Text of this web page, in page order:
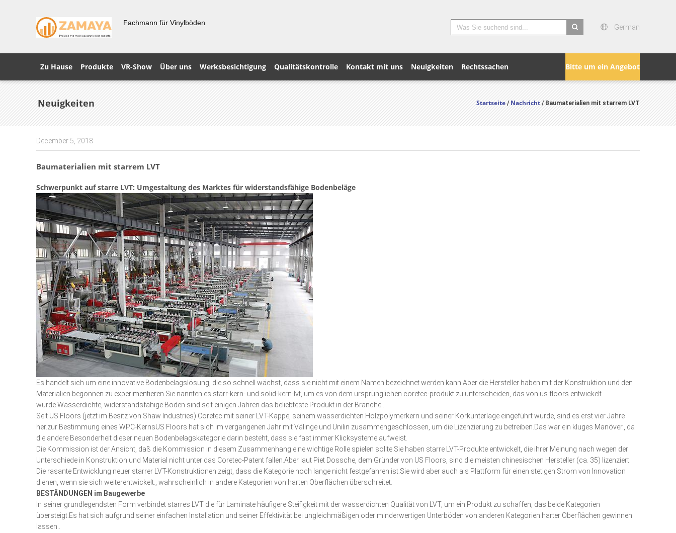
Fachmann für Vinylböden
German
Bitte um ein Angebot
Zu Hause Produkte VR-Show Über uns Werksbesichtigung Qualitätskontrolle Kontakt mit uns Neuigkeiten Rechtssachen
Neuigkeiten Startseite /Nachricht/ Baumaterialien mit starrem LVT
December 5, 2018
Baumaterialien mit starrem LVT
Schwerpunkt auf starre LVT: Umgestaltung des Marktes für widerstandsfähige Bodenbeläge
Es handelt sich um eine innovative Bodenbelagslösung, die so schnell wächst, dass sie nicht mit einem Namen bezeichnet werden kann.Aber die Hersteller haben mit der Konstruktion und den
Materialien begonnen zu experimentieren.Sie nannten es starr-kern- und solid-kern-lvt, um es von dem ursprünglichen coretec-produkt zu unterscheiden, das von us floors entwickelt
wurde.Wasserdichte, widerstandsfähige Böden sind seit einigen Jahren das beliebteste Produkt in der Branche..
Seit US Floors (jetzt im Besitz von Shaw Industries) Coretec mit seiner LVT-Kappe, seinem wasserdichten Holzpolymerkern und seiner Korkunterlage eingeführt wurde, sind es erst vier Jahre
her.zur Bestimmung eines WPC-KernsUS Floors hat sich im vergangenen Jahr mit Välinge und Unilin zusammengeschlossen, um die Lizenzierung zu betreiben.Das war ein kluges Manöver., da
die andere Besonderheit dieser neuen Bodenbelagskategorie darin besteht, dass sie fast immer Klicksysteme aufweist.
Die Kommission ist der Ansicht, daß die Kommission in diesem Zusammenhang eine wichtige Rolle spielen sollte.Sie haben starre LVT-Produkte entwickelt, die ihrer Meinung nach wegen der
Unterschiede in Konstruktion und Material nicht unter das Coretec-Patent fallen.Aber laut Piet Dossche, dem Gründer von US Floors, sind die meisten chinesischen Hersteller (ca. 35) lizenziert.
Die rasante Entwicklung neuer starrer LVT-Konstruktionen zeigt, dass die Kategorie noch lange nicht festgefahren ist.Sie wird aber auch als Plattform für einen stetigen Strom von Innovation
dienen, wenn sie sich weiterentwickelt., wahrscheinlich in andere Kategorien von harten Oberflächen überschreitet.
BESTÄNDUNGEN im Baugewerbe
In seiner grundlegendsten Form verbindet starres LVT die für Laminate häufigere Steifigkeit mit der wasserdichten Qualität von LVT, um ein Produkt zu schaffen, das beide Kategorien
übersteigt.Es hat sich aufgrund seiner einfachen Installation und seiner Effektivität bei ungleichmäßigen oder minderwertigen Unterböden von anderen Kategorien harter Oberflächen gewinnen
lassen..